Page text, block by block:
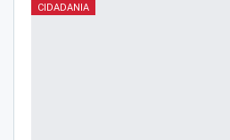
CIDADANIA